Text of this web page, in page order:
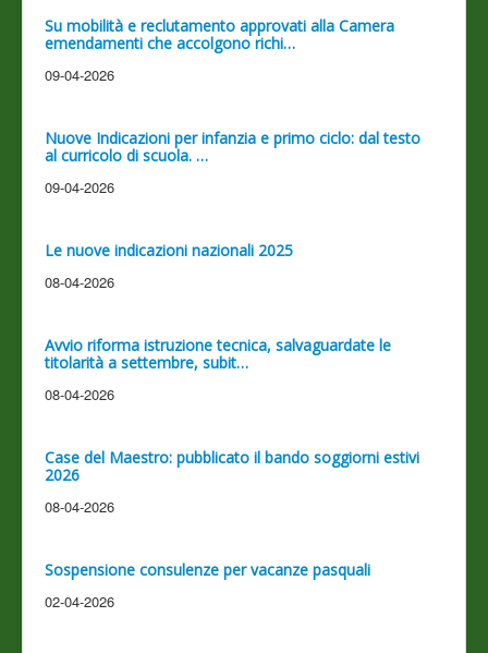
Su mobilità e reclutamento approvati alla Camera
emendamenti che accolgono richi…
09-04-2026
Nuove Indicazioni per infanzia e primo ciclo: dal testo
al curricolo di scuola. …
09-04-2026
Le nuove indicazioni nazionali 2025
08-04-2026
Avvio riforma istruzione tecnica, salvaguardate le
titolarità a settembre, subit…
08-04-2026
Case del Maestro: pubblicato il bando soggiorni estivi
2026
08-04-2026
Sospensione consulenze per vacanze pasquali
02-04-2026